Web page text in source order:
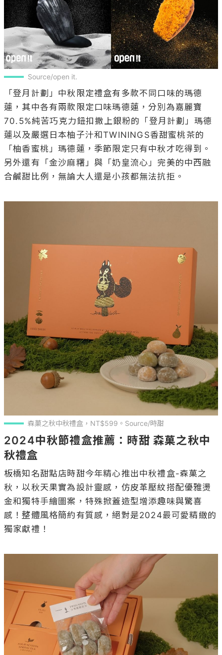
Source/open it.
「登月計劃」中秋限定禮盒有多款不同口味的瑪德
蓮，其中各有兩款限定口味瑪德蓮，分別為嘉麗寶
70.5%純苦巧克力鈕扣撒上銀粉的「登月計劃」瑪德
蓮以及嚴選日本柚子汁和TWININGS香甜蜜桃茶的
「柚香蜜桃」瑪德蓮，季節限定只有中秋才吃得到。
另外還有「金沙麻糬」與「奶皇流心」完美的中西融
合鹹甜比例，無論大人還是小孩都無法抗拒。
森菓之秋中秋禮盒，NT$599。Source/時甜
2024中秋節禮盒推薦：時甜 森菓之秋中
秋禮盒
板橋知名甜點店時甜今年精心推出中秋禮盒-森菓之
秋，以秋天果實為設計靈感，仿皮革壓紋搭配優雅燙
金和獨特手繪圖案，特殊掀蓋造型增添趣味與驚喜
感！整體風格簡約有質感，絕對是2024最可愛精緻的
獨家獻禮！